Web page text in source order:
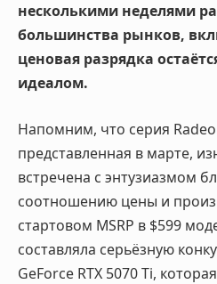
несколькими неделями
большинства рынков,
ценовая разрядка
идеалом.
Напомним, что серия
представленная в марте,
встречена с энтузиазмом
соотношению цены и
стартовом MSRP в $599
составляла серьёзную
GeForce RTX 5070 Ti,